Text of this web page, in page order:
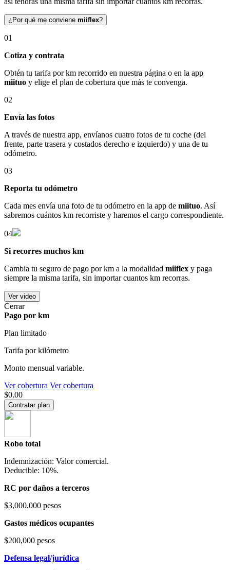
¿Por qué me conviene miiflex?
01
Cotiza y contrata
Obtén tu tarifa por km recorrido en nuestra página o en la app
miituo y elige el plan de cobertura que más te convenga.
02
Envía las fotos
A través de nuestra app, envíanos cuatro fotos de tu coche (del
frente, parte trasera y costados derecho e izquierdo) y una de tu
odómetro.
03
Reporta tu odómetro
Cada mes envía una foto de tu odómetro en la app de miituo. Así
sabremos cuántos km recorriste y haremos el cargo correspondiente.
04
Si recorres muchos km
Cambia tu seguro de pago por km a la modalidad miiflex y paga
siempre la misma tarifa, sin importar cuantos km recorras.
Ver video
Cerrar
Pago por km
Plan limitado
Tarifa por kilómetro
Monto mensual variable.
Ver cobertura Ver cobertura
$0.00
Contratar plan
Robo total
Indemnización: Valor comercial.
Deducible: 10%.
RC por daños a terceros
$3,000,000 pesos
Gastos médicos ocupantes
$200,000 pesos
Defensa legal/jurídica